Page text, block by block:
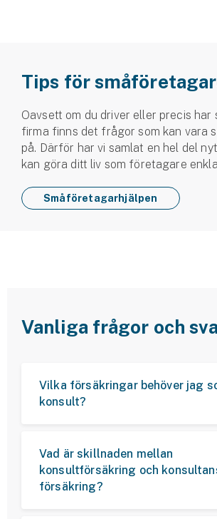
Tips för
Oavsett om du driver eller precis har
firma finns det frågor som kan vara
på. Därför har vi samlat en hel del
kan göra ditt liv som företagare
Småföretagarhjälpen
Vanliga frågor och
Vilka försäkringar behöver jag
konsult?
Vad är skillnaden mellan
konsultförsäkring och
försäkring?